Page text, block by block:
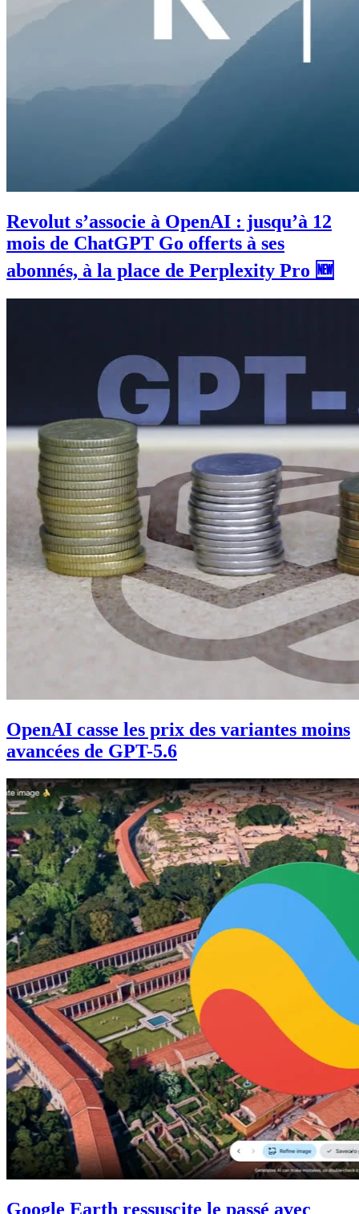
Revolut s’associe à OpenAI : jusqu’à 12
mois de ChatGPT Go offerts à ses
abonnés, à la place de Perplexity Pro 🆕
OpenAI casse les prix des variantes moins
avancées de GPT-5.6
Google Earth ressuscite le passé avec